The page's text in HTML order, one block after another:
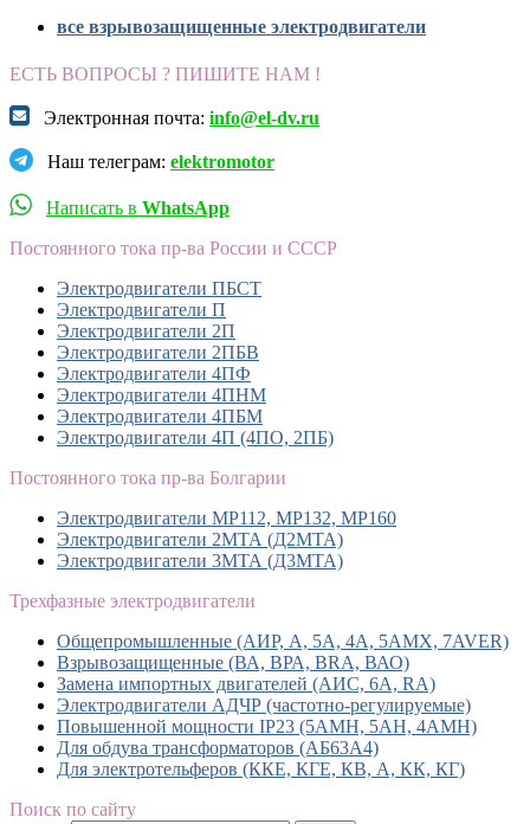
все взрывозащищенные электродвигатели
ЕСТЬ ВОПРОСЫ ? ПИШИТЕ НАМ !
Электронная почта: info@el-dv.ru
Наш телеграм: elektromotor
Написать в WhatsApp
Постоянного тока пр-ва России и СССР
Электродвигатели ПБСТ
Электродвигатели П
Электродвигатели 2П
Электродвигатели 2ПБВ
Электродвигатели 4ПФ
Электродвигатели 4ПНМ
Электродвигатели 4ПБМ
Электродвигатели 4П (4ПО, 2ПБ)
Постоянного тока пр-ва Болгарии
Электродвигатели MP112, МР132, MP160
Электродвигатели 2МТА (Д2МТА)
Электродвигатели 3МТА (Д3МТА)
Трехфазные электродвигатели
Общепромышленные (АИР, А, 5А, 4А, 5АМХ, 7AVER)
Взрывозащищенные (ВА, ВРА, BRA, ВАО)
Замена импортных двигателей (АИС, 6А, RA)
Электродвигатели АДЧР (частотно-регулируемые)
Повышенной мощности IP23 (5АМН, 5АН, 4АМН)
Для обдува трансформаторов (АБ63А4)
Для электротельферов (ККЕ, КГЕ, КВ, А, КК, КГ)
Поиск по сайту